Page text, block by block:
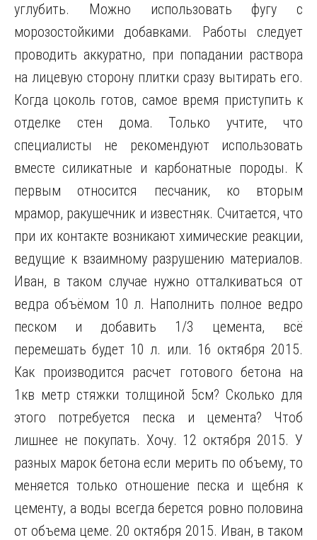
углубить. Можно использовать фугу с
морозостойкими добавками. Работы следует
проводить аккуратно, при попадании раствора
на лицевую сторону плитки сразу вытирать его.
Когда цоколь готов, самое время приступить к
отделке стен дома. Только учтите, что
специалисты не рекомендуют использовать
вместе силикатные и карбонатные породы. К
первым относится песчаник, ко вторым
мрамор, ракушечник и известняк. Считается, что
при их контакте возникают химические реакции,
ведущие к взаимному разрушению материалов.
Иван, в таком случае нужно отталкиваться от
ведра объёмом 10 л. Наполнить полное ведро
песком и добавить 1/3 цемента, всё
перемешать будет 10 л. или. 16 октября 2015.
Как производится расчет готового бетона на
1кв метр стяжки толщиной 5см? Сколько для
этого потребуется песка и цемента? Чтоб
лишнее не покупать. Хочу. 12 октября 2015. У
разных марок бетона если мерить по объему, то
меняется только отношение песка и щебня к
цементу, а воды всегда берется ровно половина
от объема цеме. 20 октября 2015. Иван, в таком